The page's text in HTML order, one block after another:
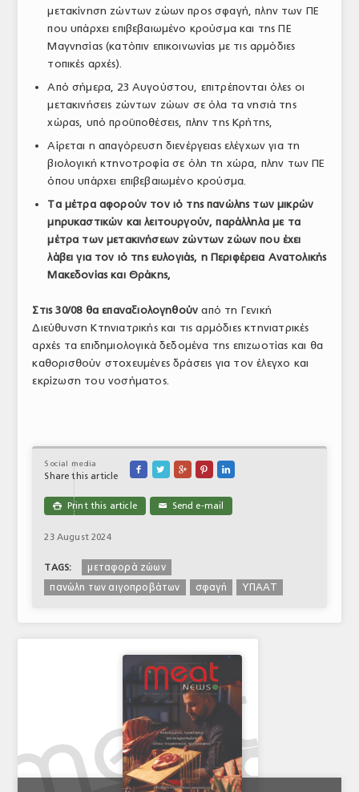
μετακίνηση ζώντων ζώων προς σφαγή, πλην των ΠΕ
που υπάρχει επιβεβαιωμένο κρούσμα και της ΠΕ
Μαγνησίας (κατόπιν επικοινωνίας με τις αρμόδιες
τοπικές αρχές).
Από σήμερα, 23 Αυγούστου, επιτρέπονται όλες οι
μετακινήσεις ζώντων ζώων σε όλα τα νησιά της
χώρας, υπό προϋποθέσεις, πλην της Κρήτης,
Αίρεται η απαγόρευση διενέργειας ελέγχων για τη
βιολογική κτηνοτροφία σε όλη τη χώρα, πλην των ΠΕ
όπου υπάρχει επιβεβαιωμένο κρούσμα.
Τα μέτρα αφορούν τον ιό της πανώλης των μικρών
μηρυκαστικών και λειτουργούν, παράλληλα με τα
μέτρα των μετακινήσεων ζώντων ζώων που έχει
λάβει για τον ιό της ευλογιάς, η Περιφέρεια Ανατολικής
Μακεδονίας και Θράκης,
Στις 30/08 θα επαναξιολογηθούναπό τη Γενική
Διεύθυνση Κτηνιατρικής και τις αρμόδιες κτηνιατρικές
αρχές τα επιδημιολογικά δεδομένα της επιζωοτίας και θα
καθορισθούν στοχευμένες δράσεις για τον έλεγχο και
εκρίζωση του νοσήματος.
Social media
Share this article
    
 Print this article ✉ Send e-mail
23 August 2024
TAGS:
μεταφορά ζώων
πανώλη των αιγοπροβάτων
σφαγή ΥΠΑΑΤ